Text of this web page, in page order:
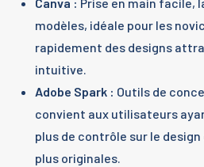
Canva : Prise en main facile,
modèles, idéale pour les
rapidement des designs
intuitive.
Adobe Spark : Outils de
convient aux utilisateurs
plus de contrôle sur le
plus originales.